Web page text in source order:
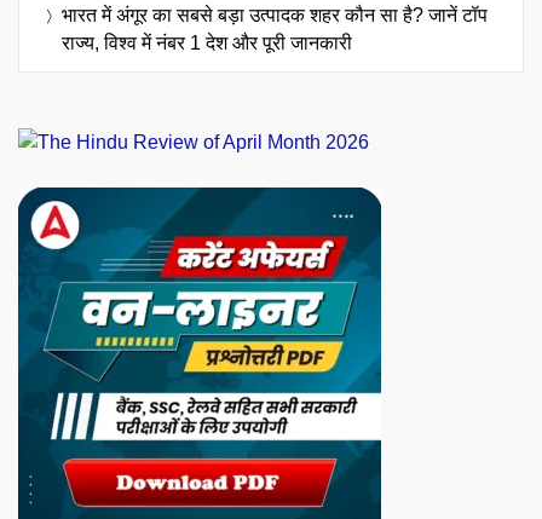
भारत में अंगूर का सबसे बड़ा उत्पादक शहर कौन सा है? जानें टॉप
राज्य, विश्व में नंबर 1 देश और पूरी जानकारी